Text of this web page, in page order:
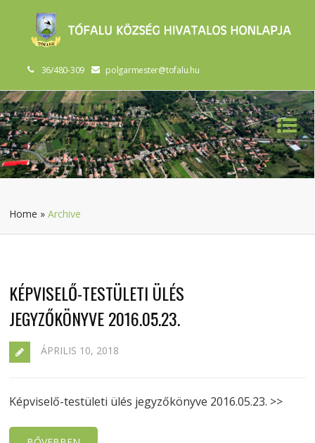
36/480-309 polgarmester@tofalu.hu
Home »Archive
KÉPVISELŐ-TESTÜLETI ÜLÉS
JEGYZŐKÖNYVE 2016.05.23.
ÁPRILIS 10, 2018
Képviselő-testületi ülés jegyzőkönyve 2016.05.23. >>